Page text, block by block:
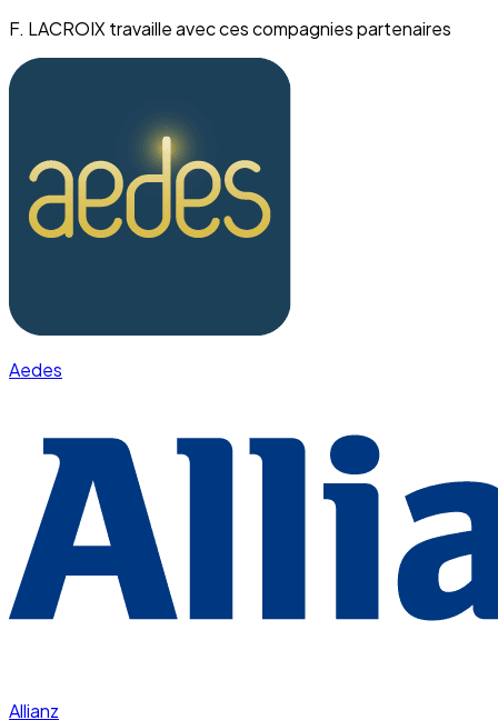
F. LACROIX travaille avec ces compagnies partenaires
Aedes
Allianz